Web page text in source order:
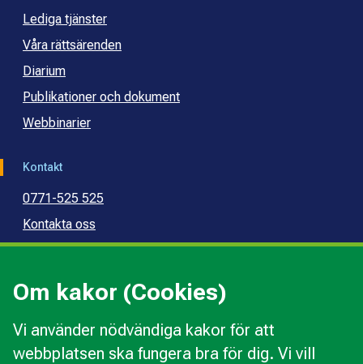
Om kakor (Cookies)
Vi använder nödvändiga kakor för att
webbplatsen ska fungera bra för dig. Vi vill
Lediga tjänster
Våra rättsärenden
Diarium
Publikationer och dokument
Webbinarier
Kontakt
0771-525 525
Kontakta oss
Press
Kommunal budget- och skuldrådgivning